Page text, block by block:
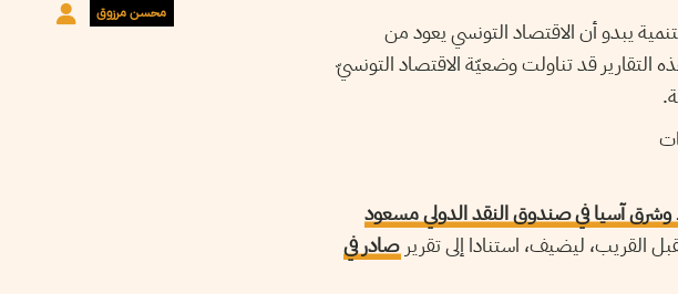
محسن مرزوق
يبدو أن الاقتصاد التونسي يعود من
التقارير قد تناولت وضعيّة الاقتصاد التونسيّ
وشرق آسيا في صندوق النقد الدولي مسعود
القريب، ليضيف، استنادا إلى تقرير صادر في